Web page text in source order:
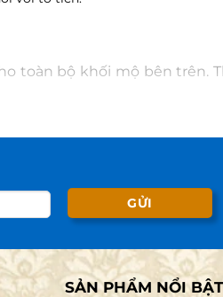
toàn bộ khối mộ bên trên.
Tùy phong cách thiết kế,
mỹ cho tổng thể ngôi mộ.
nghi và trang trọng cho
được đặt trong thân
SẢN PHẨM NỔI BẬT